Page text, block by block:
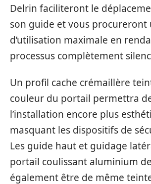
Delrin faciliteront le
son guide et vous
d’utilisation maximale en
processus complètement
Un profil cache crémaillère
couleur du portail permettra
l’installation encore plus
masquant les dispositifs de
Les guide haut et guidage
portail coulissant aluminium
également être de même